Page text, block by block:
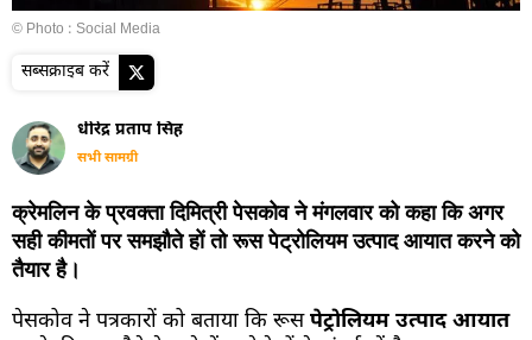
© Photo : Social Media
सब्सक्राइब करें
धीरेंद्र प्रताप सिंह
सभी सामग्री
क्रेमलिन के प्रवक्ता दिमित्री पेसकोव ने मंगलवार को कहा कि अगर
सही कीमतों पर समझौते हों तो रूस पेट्रोलियम उत्पाद आयात करने को
तैयार है।
पेसकोव ने पत्रकारों को बताया कि रूसपेट्रोलियम उत्पाद आयात